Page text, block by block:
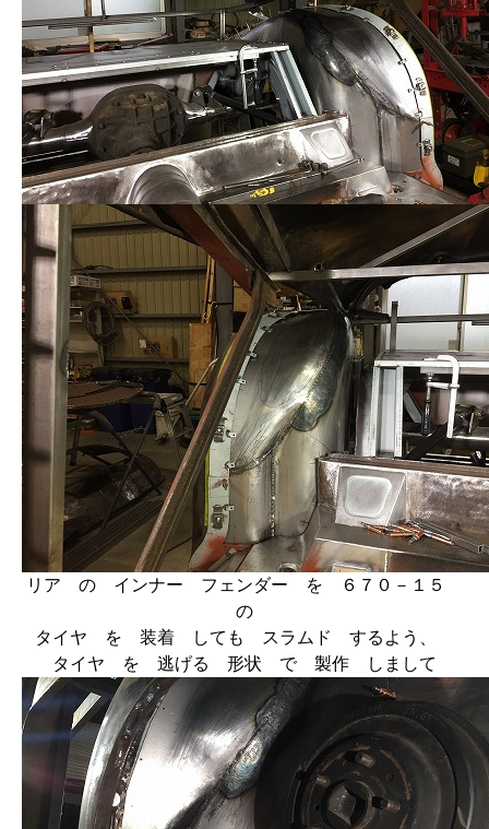
リア の インナー フェンダー を ６７０－１５
の
タイヤ を 装着 しても スラムド するよう、
タイヤ を 逃げる 形状 で 製作 しまして